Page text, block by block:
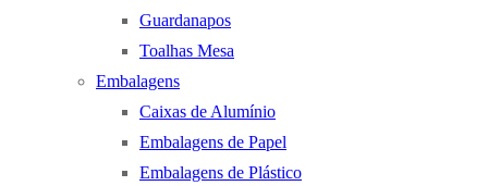
Guardanapos
Toalhas Mesa
Embalagens
Caixas de Alumínio
Embalagens de Papel
Embalagens de Plástico